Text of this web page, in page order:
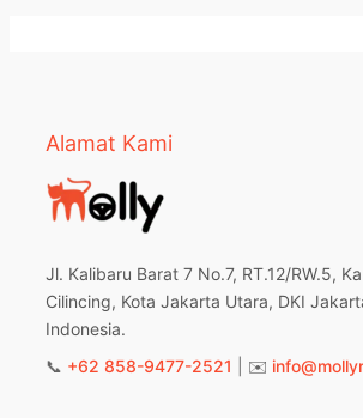
Alamat Kami
Jl. Kalibaru Barat 7 No.7, RT.12/RW.5,
Cilincing, Kota Jakarta Utara, DKI
Indonesia.
📞 +62 858-9477-2521 | ✉️